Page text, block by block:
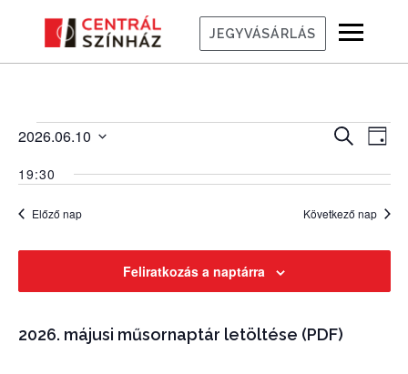
JEGYVÁSÁRLÁS
Események
for
2026,
június
10
és
nézet
Keresett
Nap
2026.06.10
kiválasztása.
19:30
Előző nap Következő nap
Feliratkozás a naptárra
2026. májusi műsornaptár letöltése (PDF)